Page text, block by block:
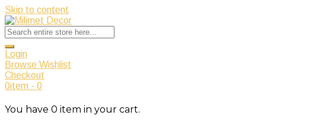
Skip to content
Login
Browse Wishlist
Checkout
0item - 0
You have 0 item in your cart.